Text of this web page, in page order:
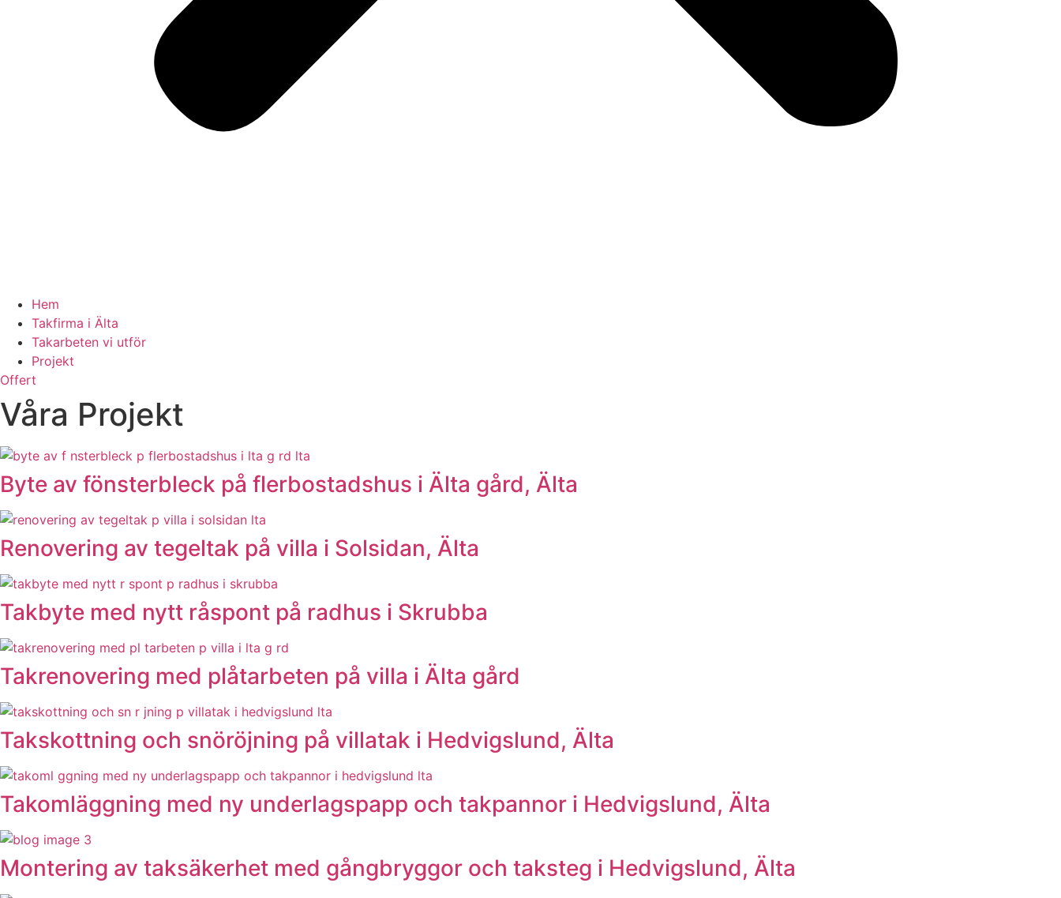
Hem
Takfirma i Älta
Takarbeten vi utför
Projekt
Offert
Våra Projekt
Byte av fönsterbleck på flerbostadshus i Älta gård, Älta
Renovering av tegeltak på villa i Solsidan, Älta
Takbyte med nytt råspont på radhus i Skrubba
Takrenovering med plåtarbeten på villa i Älta gård
Takskottning och snöröjning på villatak i Hedvigslund, Älta
Takomläggning med ny underlagspapp och takpannor i Hedvigslund, Älta
Montering av taksäkerhet med gångbryggor och taksteg i Hedvigslund, Älta